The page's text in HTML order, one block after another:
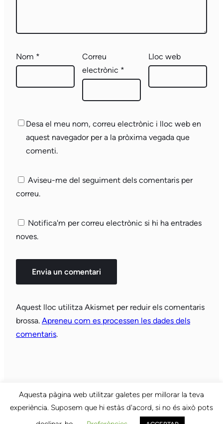
Nom *
Correu
electrònic *
Lloc web
Desa el meu nom, correu electrònic i lloc web en
aquest navegador per a la pròxima vegada que
comenti.
Aviseu-me del seguiment dels comentaris per
correu.
Notifica'm per correu electrònic si hi ha entrades
noves.
Aquest lloc utilitza Akismet per reduir els comentaris
brossa. Apreneu com es processen les dades dels
comentaris.
Aquesta pàgina web utilitzar galetes per millorar la teva
experiència. Suposem que hi estàs d'acord, si no és això pots